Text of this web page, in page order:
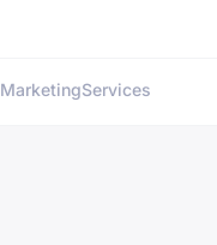
MarketingServices